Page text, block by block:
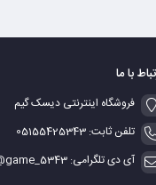
با ما
فروشگاه اینترنتی دیسک گیم
تلفن ثابت: 05155425343
آی دی تلگرامی: game_5343@